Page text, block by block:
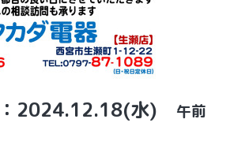
2024.12.18(水) 午前